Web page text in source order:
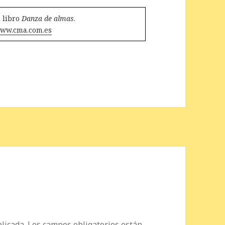
libroDanza de almas.